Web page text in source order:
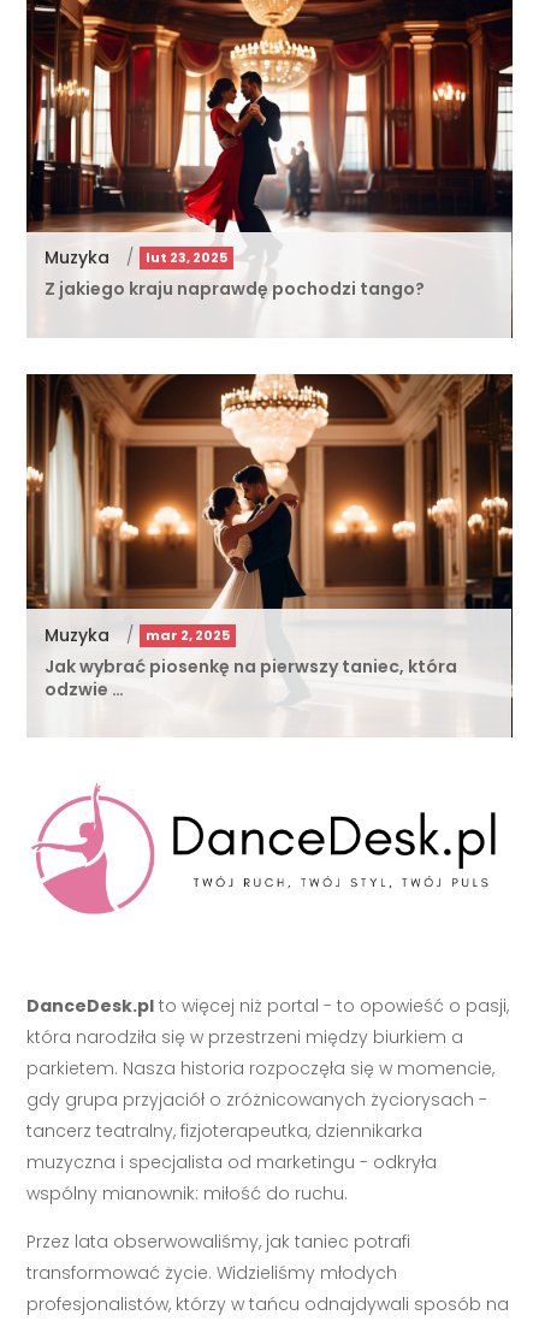
Muzyka / lut 23, 2025
Z jakiego kraju naprawdę pochodzi tango?
Muzyka / mar 2, 2025
Jak wybrać piosenkę na pierwszy taniec, która
odzwie …
DanceDesk.pl to więcej niż portal - to opowieść o pasji,
która narodziła się w przestrzeni między biurkiem a
parkietem. Nasza historia rozpoczęła się w momencie,
gdy grupa przyjaciół o zróżnicowanych życiorysach -
tancerz teatralny, fizjoterapeutka, dziennikarka
muzyczna i specjalista od marketingu - odkryła
wspólny mianownik: miłość do ruchu.
Przez lata obserwowaliśmy, jak taniec potrafi
transformować życie. Widzieliśmy młodych
profesjonalistów, którzy w tańcu odnajdywali sposób na